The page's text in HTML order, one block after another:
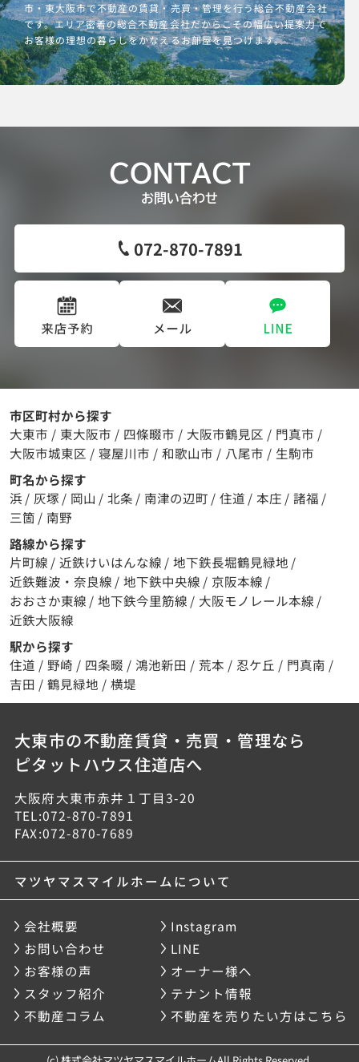
市・東大阪市で不動産の賃貸・売買・管理を行う総合不動産会社
です。エリア密着の総合不動産会社だからこその幅広い提案力で
お客様の理想の暮らしをかなえるお部屋を見つけます。
CONTACT
お問い合わせ
072-870-7891
市区町村から探す
大東市 / 東大阪市 / 四條畷市 / 大阪市鶴見区 / 門真市 /
大阪市城東区 / 寝屋川市 / 和歌山市 / 八尾市 / 生駒市
町名から探す
浜 / 灰塚 / 岡山 / 北条 / 南津の辺町 / 住道 / 本庄 / 諸福 /
三箇 / 南野
路線から探す
片町線 / 近鉄けいはんな線 / 地下鉄長堀鶴見緑地 /
近鉄難波・奈良線 / 地下鉄中央線 / 京阪本線 /
おおさか東線 / 地下鉄今里筋線 / 大阪モノレール本線 /
近鉄大阪線
駅から探す
住道 / 野崎 / 四条畷 / 鴻池新田 / 荒本 / 忍ケ丘 / 門真南 /
吉田 / 鶴見緑地 / 横堤
大東市の不動産賃貸・売買・管理なら
ピタットハウス住道店へ
大阪府大東市赤井１丁目3-20
TEL:072-870-7891
FAX:072-870-7689
マツヤマスマイルホームについて
会社概要
Instagram
お問い合わせ
LINE
お客様の声
オーナー様へ
スタッフ紹介
テナント情報
不動産コラム
不動産を売りたい方はこちら